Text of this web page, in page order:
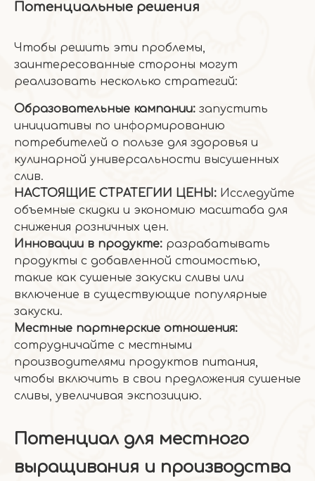
Потенциальные решения
Чтобы решить эти проблемы,
заинтересованные стороны могут
реализовать несколько стратегий:
Образовательные кампании: запустить
инициативы по информированию
потребителей о пользе для здоровья и
кулинарной универсальности высушенных
слив.
НАСТОЯЩИЕ СТРАТЕГИИ ЦЕНЫ: Исследуйте
объемные скидки и экономию масштаба для
снижения розничных цен.
Инновации в продукте: разрабатывать
продукты с добавленной стоимостью,
такие как сушеные закуски сливы или
включение в существующие популярные
закуски.
Местные партнерские отношения:
сотрудничайте с местными
производителями продуктов питания,
чтобы включить в свои предложения сушеные
сливы, увеличивая экспозицию.
Потенциал для местного
выращивания и производства